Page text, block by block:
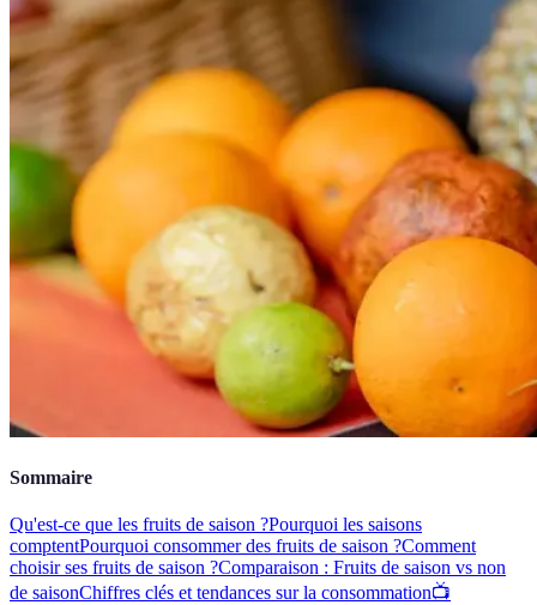
Sommaire
Qu'est-ce que les fruits de saison ?Pourquoi les saisons
comptentPourquoi consommer des fruits de saison ?Comment
choisir ses fruits de saison ?Comparaison : Fruits de saison vs non
de saisonChiffres clés et tendances sur la consommation📺